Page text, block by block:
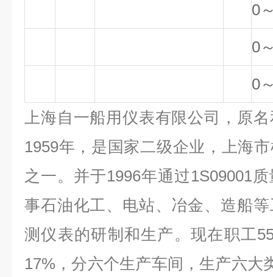
0
0
0
上海自一船用仪表有限公司，原
1959年，是国家二级企业，上海
之一。并于1996年通过1S09001
事石油化工、电站、冶金、造船
测仪表的研制和生产。现在职工
17%，分六个生产车间，生产六大